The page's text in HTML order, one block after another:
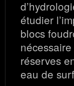
étudier
blocs
réserves
eau de